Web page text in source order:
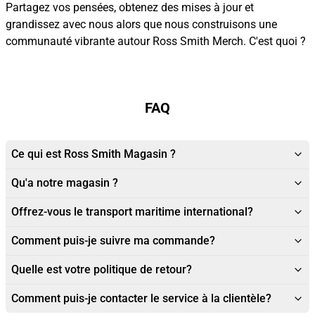
Partagez vos pensées, obtenez des mises à jour et
grandissez avec nous alors que nous construisons une
communauté vibrante autour Ross Smith Merch. C'est quoi ?
FAQ
Ce qui est Ross Smith Magasin ?
Qu'a notre magasin ?
Offrez-vous le transport maritime international?
Comment puis-je suivre ma commande?
Quelle est votre politique de retour?
Comment puis-je contacter le service à la clientèle?